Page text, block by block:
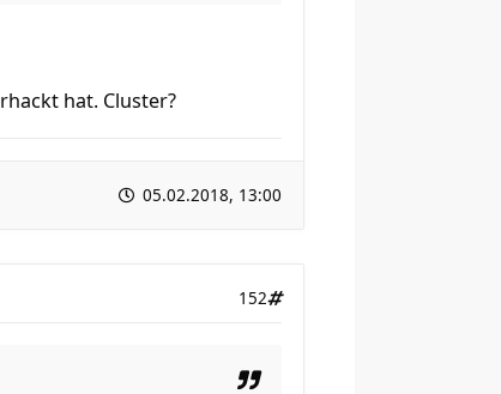
hat. Cluster?
05.02.2018, 13:00
152